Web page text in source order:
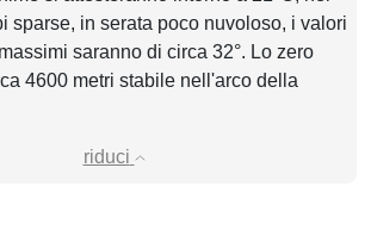
sparse, in serata poco nuvoloso, i valori
saranno di circa 32°. Lo zero
4600 metri stabile nell'arco della
riduci